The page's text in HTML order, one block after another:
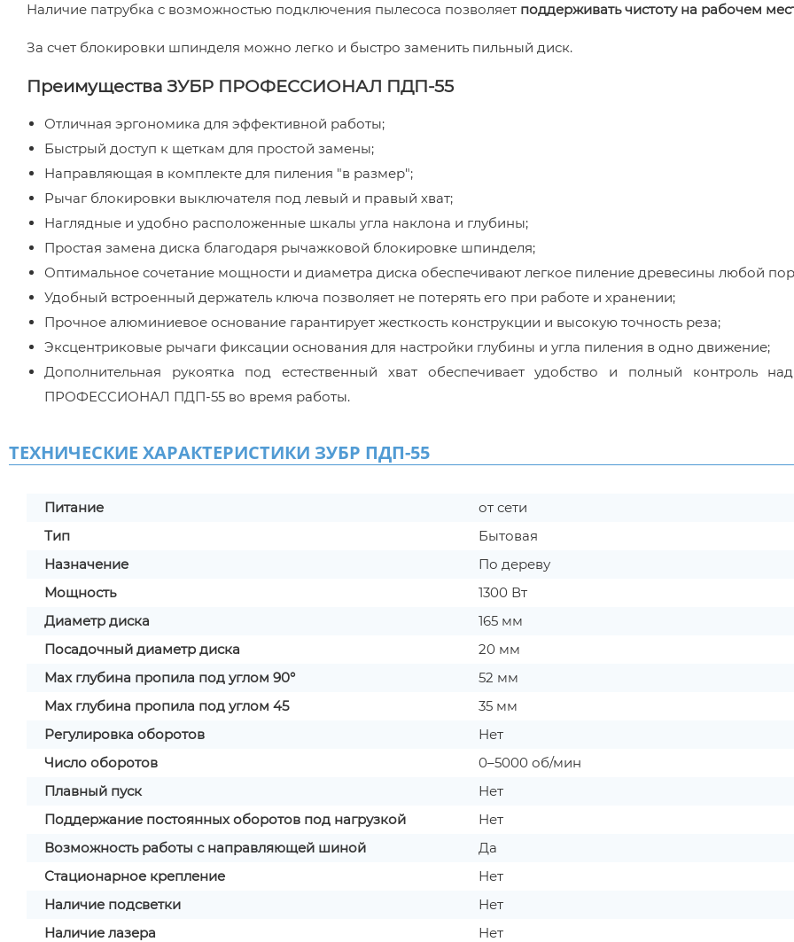
Наличие патрубка с возможностью подключения пылесоса позволяет поддерживать чистоту на рабочем
За счет блокировки шпинделя можно легко и быстро заменить пильный диск.
Преимущества ЗУБР ПРОФЕССИОНАЛ ПДП-55
Отличная эргономика для эффективной работы;
Быстрый доступ к щеткам для простой замены;
Направляющая в комплекте для пиления "в размер";
Рычаг блокировки выключателя под левый и правый хват;
Наглядные и удобно расположенные шкалы угла наклона и глубины;
Простая замена диска благодаря рычажковой блокировке шпинделя;
Оптимальное сочетание мощности и диаметра диска обеспечивают легкое пиление древесины любой
Удобный встроенный держатель ключа позволяет не потерять его при работе и хранении;
Прочное алюминиевое основание гарантирует жесткость конструкции и высокую точность реза;
Эксцентриковые рычаги фиксации основания для настройки глубины и угла пиления в одно движение;
Дополнительная рукоятка под естественный хват обеспечивает удобство и полный контроль
ПРОФЕССИОНАЛ ПДП-55 во время работы.
ТЕХНИЧЕСКИЕ ХАРАКТЕРИСТИКИ ЗУБР ПДП-55
Питание
от сети
Тип
Бытовая
Назначение
По дереву
Мощность
1300 Вт
Диаметр диска
165 мм
Посадочный диаметр диска
20 мм
Max глубина пропила под углом 90°
52 мм
Max глубина пропила под углом 45
35 мм
Регулировка оборотов
Нет
Число оборотов
0–5000 об/мин
Плавный пуск
Нет
Поддержание постоянных оборотов под нагрузкой
Нет
Возможность работы с направляющей шиной
Да
Стационарное крепление
Нет
Наличие подсветки
Нет
Наличие лазера
Нет